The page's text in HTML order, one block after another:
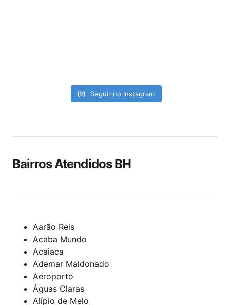
Seguir no Instagram
Bairros Atendidos BH
Aarão Reis
Acaba Mundo
Acaiaca
Ademar Maldonado
Aeroporto
Águas Claras
Alípio de Melo